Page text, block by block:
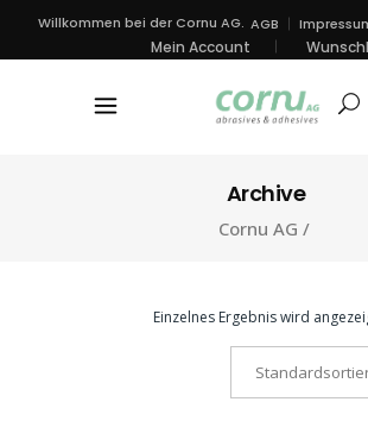
Willkommen bei der Cornu AG. AGB
Mein Account
Archive
Cornu AG /
Einzelnes Ergebnis wird